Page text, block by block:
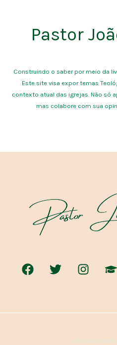
Pastor
Construindo o saber por meio da
Este site visa expor temas
contexto atual das igrejas. Não só
mas colabore com sua